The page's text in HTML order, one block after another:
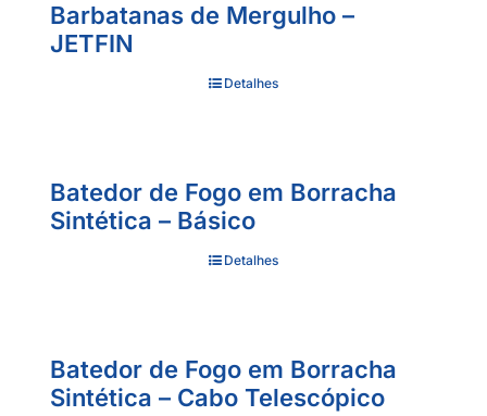
Barbatanas de Mergulho –
JETFIN
Detalhes
Batedor de Fogo em Borracha
Sintética – Básico
Detalhes
Batedor de Fogo em Borracha
Sintética – Cabo Telescópico